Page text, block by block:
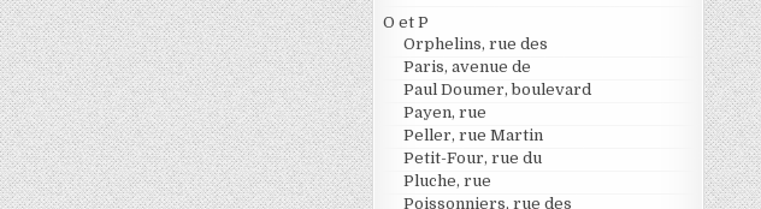
O et P
Orphelins, rue des
Paris, avenue de
Paul Doumer, boulevard
Payen, rue
Peller, rue Martin
Petit-Four, rue du
Pluche, rue
Poissonniers, rue des